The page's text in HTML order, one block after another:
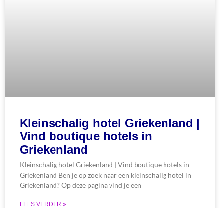
Kleinschalig hotel Griekenland |
Vind boutique hotels in
Griekenland
Kleinschalig hotel Griekenland | Vind boutique hotels in
Griekenland Ben je op zoek naar een kleinschalig hotel in
Griekenland? Op deze pagina vind je een
LEES VERDER »